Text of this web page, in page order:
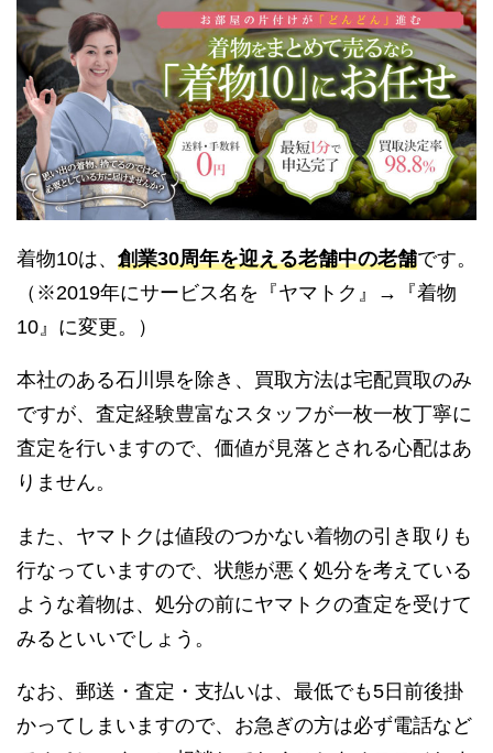
着物10は、 創業30周年を迎える老舗中の老舗です。
（※2019年にサービス名を『ヤマトク』→『着物
10』に変更。）
本社のある石川県を除き、買取方法は宅配買取のみ
ですが、査定経験豊富なスタッフが一枚一枚丁寧に
査定を行いますので、価値が見落とされる心配はあ
りません。
また、ヤマトクは値段のつかない着物の引き取りも
行なっていますので、状態が悪く処分を考えている
ような着物は、処分の前にヤマトクの査定を受けて
みるといいでしょう。
なお、郵送・査定・支払いは、最低でも5日前後掛
かってしまいますので、お急ぎの方は必ず電話など